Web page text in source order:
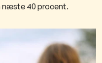
næste 40 procent.